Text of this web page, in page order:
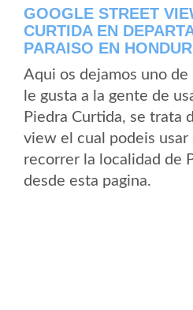
GOOGLE STREET
CURTIDA EN
PARAISO EN
Aqui os dejamos uno de
le gusta a la gente de
Piedra Curtida, se trata
view el cual podeis usar
recorrer la localidad de
desde esta pagina.